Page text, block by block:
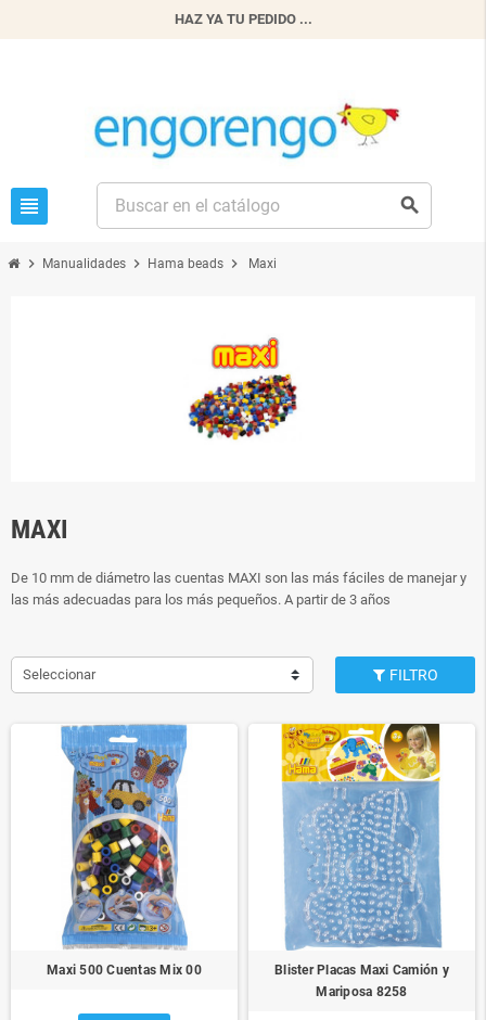
HAZ YA TU PEDIDO ...
view_headline search
chevron_right Manualidades chevron_right Hama beads chevron_right Maxi
MAXI
De 10 mm de diámetro las cuentas MAXI son las más fáciles de manejar y
las más adecuadas para los más pequeños. A partir de 3 años
Seleccionar FILTRO
Maxi 500 Cuentas Mix 00
Blister Placas Maxi Camión y
Mariposa 8258